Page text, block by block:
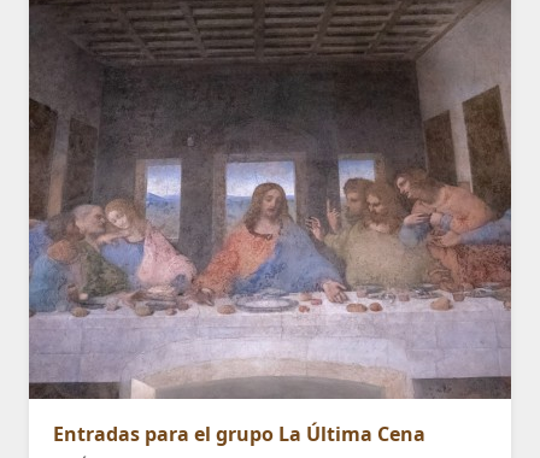
Entradas para el grupo La Última Cena